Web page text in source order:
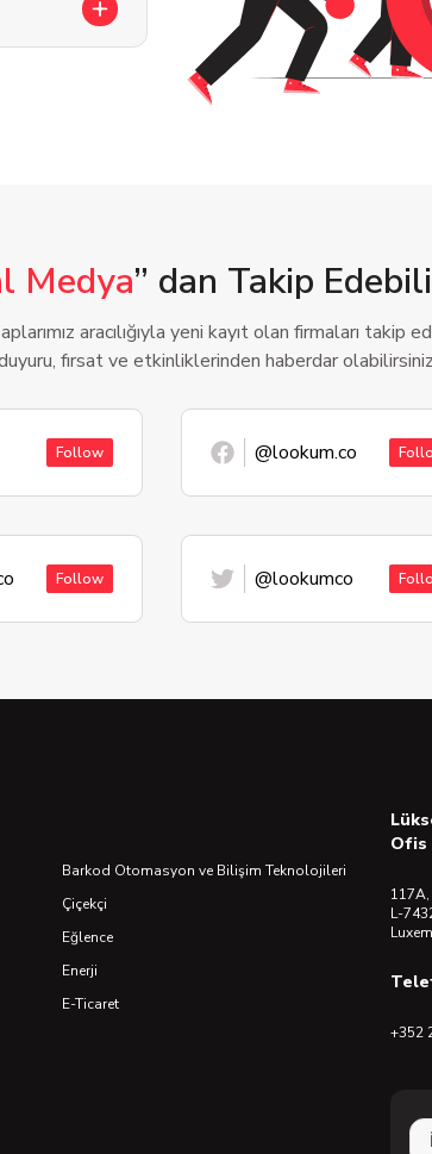
Medya” dan Takip
aracılığıyla yeni kayıt olan firmaları takip
fırsat ve etkinliklerinden haberdar
Follow @lookum.co
Follow @lookumco
Barkod Otomasyon ve Bilişim Teknolojileri
Çiçekçi
Eğlence
Enerji
E-Ticaret
Ofis
L-
+352